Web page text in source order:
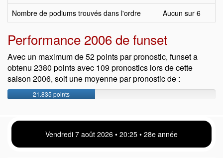
Nombre de podiums trouvés dans l'ordre Aucun sur 6
Performance 2006 de funset
Avec un maximum de 52 points par pronostic, funset a
obtenu 2380 points avec 109 pronostics lors de cette
saison 2006, soit une moyenne par pronostic de :
21.835 points
Vendredi 7 août 2026 • 20 25 • 28e année